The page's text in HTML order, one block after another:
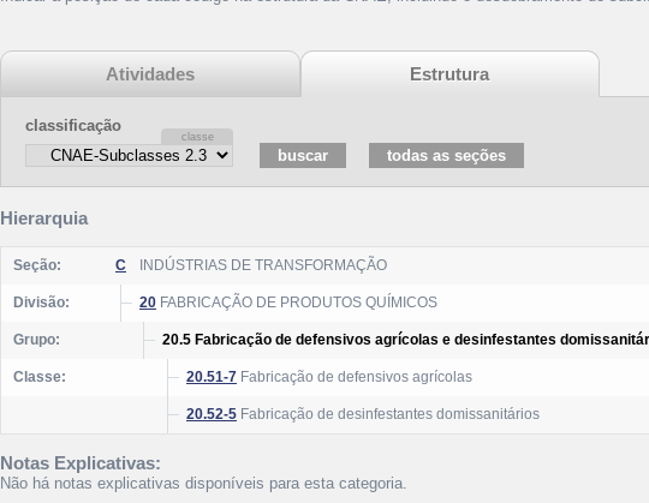
Atividades Estrutura
classificação
Hierarquia
Seção: C INDÚSTRIAS DE TRANSFORMAÇÃO
Divisão: 20 FABRICAÇÃO DE PRODUTOS QUÍMICOS
Grupo: 20.5 Fabricação de defensivos agrícolas e desinfestantes
Classe: 20.51-7 Fabricação de defensivos agrícolas
20.52-5 Fabricação de desinfestantes domissanitários
Notas Explicativas:
Não há notas explicativas disponíveis para esta categoria.